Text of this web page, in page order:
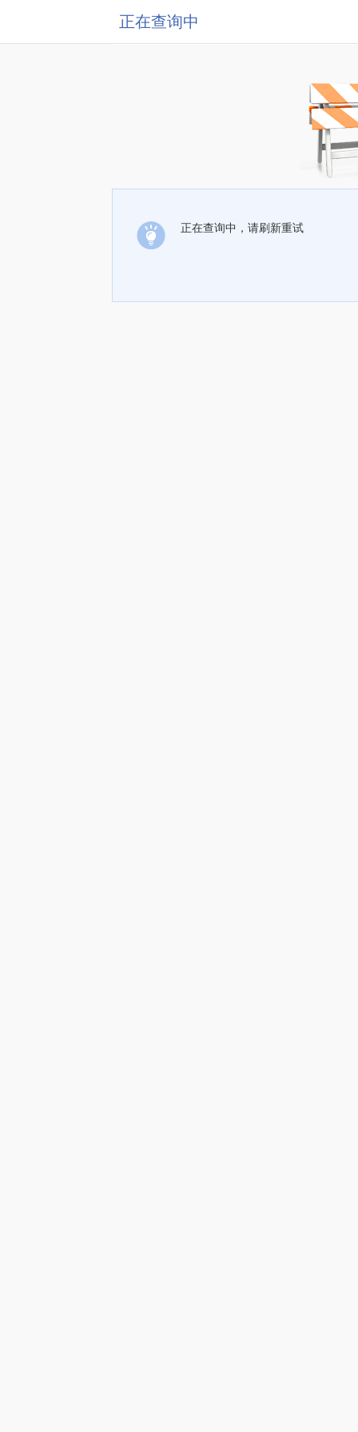
正在查询中
正在查询中，请刷新重试